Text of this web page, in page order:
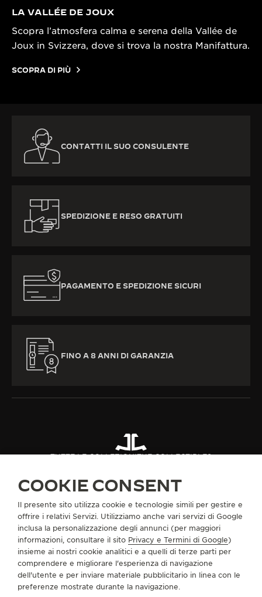
LA VALLÉE DE JOUX
Scopra l’atmosfera calma e serena della Vallée de
Joux in Svizzera, dove si trova la nostra Manifattura.
SCOPRA DI PIÙ
CONTATTI IL SUO CONSULENTE
SPEDIZIONE E RESO GRATUITI
PAGAMENTO E SPEDIZIONE SICURI
FINO A 8 ANNI DI GARANZIA
TUTTE LE COLLEZIONITHE COLLECTIBLES
INFORMAZIONI SU DI NOI
SERVIZI
CONTATTI
COOKIE CONSENT
Il presente sito utilizza cookie e tecnologie simili per gestire e
offrire i relativi Servizi. Utilizziamo anche vari servizi di Google
inclusa la personalizzazione degli annunci (per maggiori
informazioni, consultare il sito Privacy e Termini di Google)
insieme ai nostri cookie analitici e a quelli di terze parti per
comprendere e migliorare l'esperienza di navigazione
dell'utente e per inviare materiale pubblicitario in linea con le
preferenze mostrate durante la navigazione.